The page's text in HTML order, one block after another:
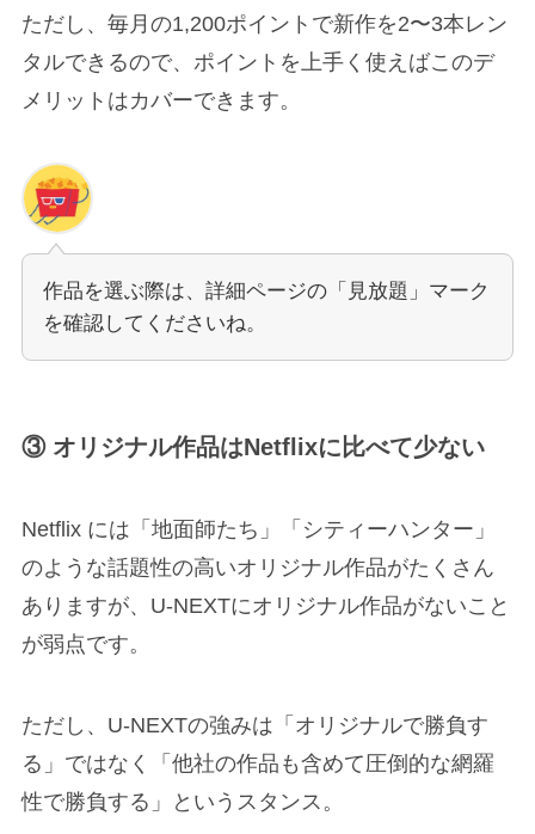
ただし、毎月の1,200ポイントで新作を2〜3本レン
タルできるので、ポイントを上手く使えばこのデ
メリットはカバーできます。
作品を選ぶ際は、詳細ページの「見放題」マーク
を確認してくださいね。
③ オリジナル作品はNetflixに比べて少ない
Netflix には「地面師たち」「シティーハンター」
のような話題性の高いオリジナル作品がたくさん
ありますが、U-NEXTにオリジナル作品がないこと
が弱点です。
ただし、U-NEXTの強みは「オリジナルで勝負す
る」ではなく「他社の作品も含めて圧倒的な網羅
性で勝負する」というスタンス。